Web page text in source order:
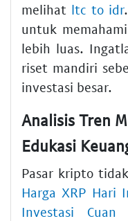
melihat ltc to idr
untuk
lebih luas.
riset mandiri
investasi besar.
Analisis Tren
Edukasi
Pasar kripto
Harga XRP Hari
Investasi Cuan